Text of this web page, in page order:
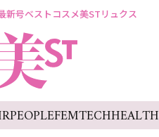
新号ベストコスメ美STリュクス
PEOPLEFEMTECHHEALTH